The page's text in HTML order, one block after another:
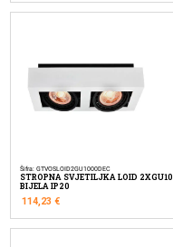
Šifra: GTVOSLOID2GU1000DEC
STROPNA SVJETILJKA LOID 2XGU10
BIJELA IP20
114,23 €